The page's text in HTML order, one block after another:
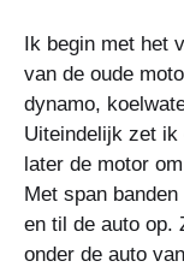
Ik begin met het
van de oude
dynamo,
Uiteindelijk zet
later de motor
Met span
en til de auto op.
onder de auto